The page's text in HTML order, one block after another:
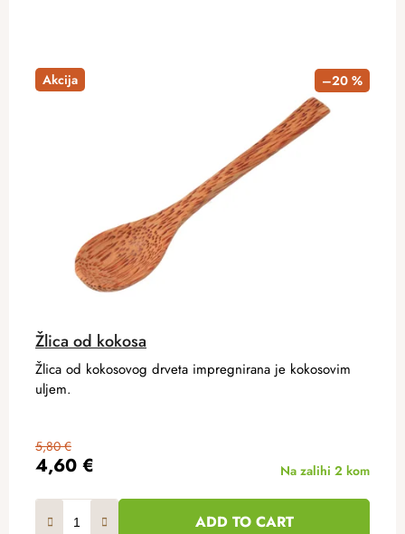
Akcija –20 %
Žlica od kokosa
4,60 €
5,80 €
Na zalihi 2 kom
ADD TO CART
Žlica od kokosovog drveta impregnirana je kokosovim
uljem.